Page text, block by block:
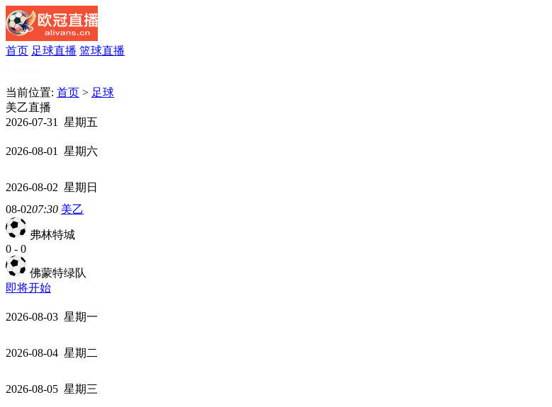
首页 足球直播 篮球直播
当前位置: 首页 > 足球
美乙直播
2026-07-31 星期五
2026-08-01 星期六
2026-08-02 星期日
08-0207:30 美乙
弗林特城
0 - 0
佛蒙特绿队
即将开始
2026-08-03 星期一
2026-08-04 星期二
2026-08-05 星期三